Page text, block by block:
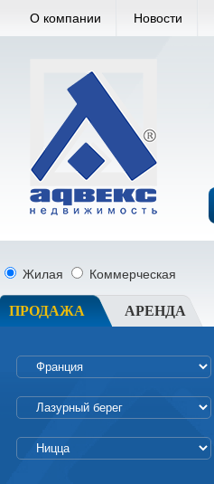
О компании Новости
Жилая Коммерческая
ПРОДАЖА АРЕНДА